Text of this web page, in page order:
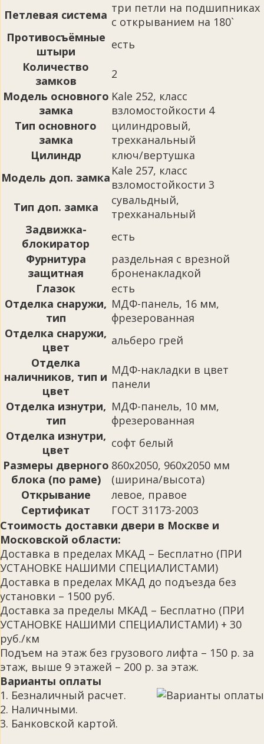
Петлевая система три петли на подшипниках
с открыванием на 180`
Противосъёмные
штыри
есть
Количество
замков
2
Модель основного
замка
Kale 252, класс
взломостойкости 4
Тип основного
замка
цилиндровый,
трехканальный
Цилиндр
ключ/вертушка
Модель доп. замка Kale 257, класс
взломостойкости 3
Тип доп. замка
сувальдный,
трехканальный
Задвижка-
блокиратор
есть
Фурнитура
защитная
раздельная с врезной
броненакладкой
Глазок
есть
Отделка снаружи,
тип
МДФ-панель, 16 мм,
фрезерованная
Отделка снаружи,
цвет
альберо грей
Отделка
наличников, тип и
цвет
МДФ-накладки в цвет
панели
Отделка изнутри,
тип
МДФ-панель, 10 мм,
фрезерованная
Отделка изнутри,
цвет
софт белый
Размеры дверного
блока (по раме)
860х2050, 960х2050 мм
(ширина/высота)
Открывание
левое, правое
Сертификат
ГОСТ 31173-2003
Стоимость доставки двери в Москве и
Московской области:
Доставка в пределах МКАД – Бесплатно (ПРИ
УСТАНОВКЕ НАШИМИ СПЕЦИАЛИСТАМИ)
Доставка в пределах МКАД до подъезда без
установки – 1500 руб.
Доставка за пределы МКАД – Бесплатно (ПРИ
УСТАНОВКЕ НАШИМИ СПЕЦИАЛИСТАМИ) + 30
руб./км
Подъем на этаж без грузового лифта – 150 р. за
этаж, выше 9 этажей – 200 р. за этаж.
Варианты оплаты
1. Безналичный расчет.
2. Наличными.
3. Банковской картой.